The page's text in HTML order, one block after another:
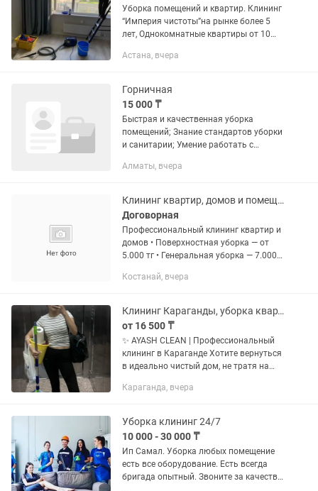
Уборка помещений и квартир. Клининг
“Империя чистoты”на рынке более 5
лет, Однокомнатные квартиры от 10
000 трёхкомнатной квартиры от 25
Астана, вчера
Горничная
15 000 ₸
Быстрая и качественная уборка
помещений; Знание стандартов уборки
и санитарии; Умение работать с
белья и полотенец; Контроль чистоты
Алматы, вчера
Клининг квартир, домов и помещений
Договорная
Профессиональный клининг квартир и
домов • Поверхностная уборка — от
5.000 тг • Генеральная уборка — 7.000–
объема Что входит: — Мытье полов —
Костанай, вчера
Клининг Караганды, уборка квартир и офисов
от 16 500 ₸
✨ AYASH CLEAN | Профессиональный
клининг в Караганде Хотите вернуться
в идеально чистый дом, не тратя на
позаботимся обо всем. Предоставляем
Караганда, вчера
Уборка клининг 24/7
10 000 - 30 000 ₸
Ип Самал. Уборка любых помещение
есть все оборудование. Есть всегда
бригада опытный. Звоните за качество